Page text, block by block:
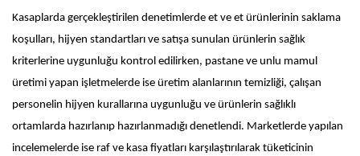
Kasaplarda gerçekleştirilen denetimlerde et ve et ürünlerinin saklama
koşulları, hijyen standartları ve satışa sunulan ürünlerin sağlık
kriterlerine uygunluğu kontrol edilirken, pastane ve unlu mamul
üretimi yapan işletmelerde ise üretim alanlarının temizliği, çalışan
personelin hijyen kurallarına uygunluğu ve ürünlerin sağlıklı
ortamlarda hazırlanıp hazırlanmadığı denetlendi. Marketlerde yapılan
incelemelerde ise raf ve kasa fiyatları karşılaştırılarak tüketicinin